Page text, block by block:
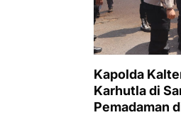
Kapolda
Karhutla di
Pemadaman